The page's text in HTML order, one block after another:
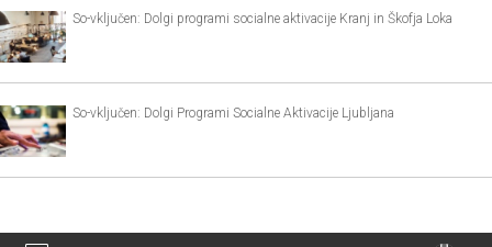
So-vključen: Dolgi programi socialne aktivacije Kranj in Škofja Loka
So-vključen: Dolgi Programi Socialne Aktivacije Ljubljana